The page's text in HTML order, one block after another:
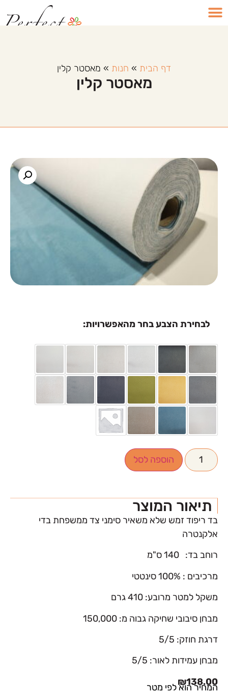
דף הבית » חנות » מאסטר קלין
מאסטר קלין
לבחירת הצבע בחר מהאפשרויות:
הוספה לסל
תיאור המוצר
בד ריפוד זמש שלא משאיר סימני צד ממשפחת בדי
אלקנטרה
רוחב בד: 140 ס"מ
מרכיבים : 100% סינטטי
משקל למטר מרובע: 410 גרם
מבחן סיבובי שחיקה גבוה מ: 150,000
דרגת חוזק: 5/5
מבחן עמידות לאור: 5/5
₪138.00
המחיר הוא לפי מטר